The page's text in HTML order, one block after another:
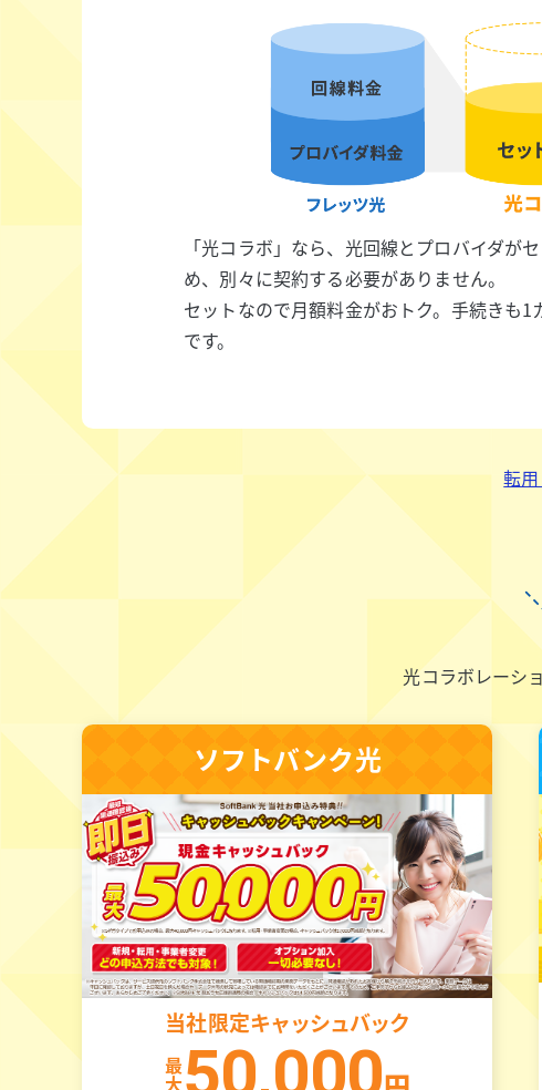
「光コラボ」なら、光回線とプロバイダが
め、別々に契約する必要がありません。
セットなので月額料金がおトク。手続きも1
です。
転
光コラボレーシ
ソフトバンク光
当社限定キャッシュバック
最
大50,000